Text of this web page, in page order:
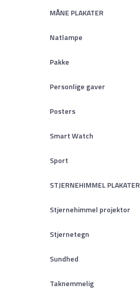
MÅNE PLAKATER
Natlampe
Pakke
Personlige gaver
Posters
Smart Watch
Sport
STJERNEHIMMEL PLAKATER
Stjernehimmel projektor
Stjernetegn
Sundhed
Taknemmelig